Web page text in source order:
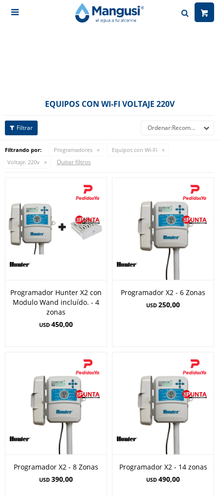

EQUIPOS CON WI-FI VOLTAJE 220V
Recomendados
Filtrando por: Programadores
Equipos con Wi-Fi
Voltaje: 220v Quitar filtros
Programador Hunter X2 con
Modulo Wand incluído. - 4
zonas
USD 450,00
Programador X2 - 6 Zonas
USD 250,00
Programador X2 - 8 Zonas
USD 390,00
Programador X2 - 14 zonas
USD 490,00